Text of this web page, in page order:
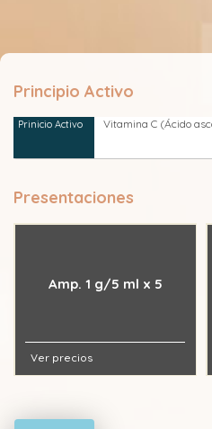
Principio Activo
Vitamina C (Ácido
Presentaciones
Amp. 1 g/5 ml x 5
Ver precios